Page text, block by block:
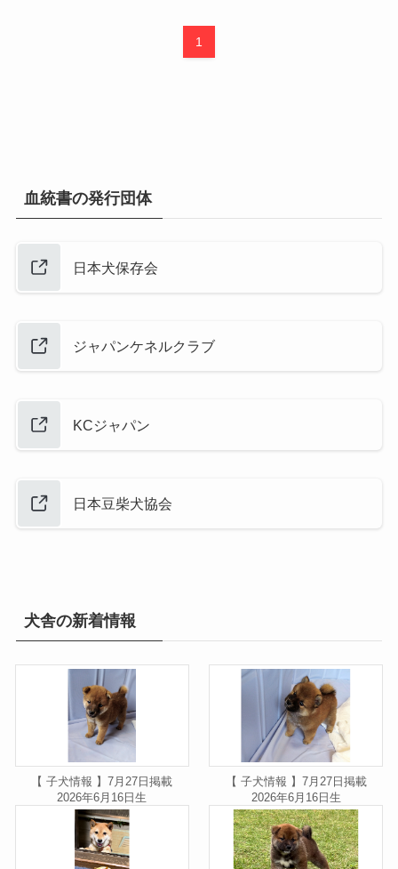
1
血統書の発行団体
日本犬保存会
ジャパンケネルクラブ
KCジャパン
日本豆柴犬協会
犬舎の新着情報
【 子犬情報 】7月27日掲載
2026年6月16日生
【 子犬情報 】7月27日掲載
2026年6月16日生